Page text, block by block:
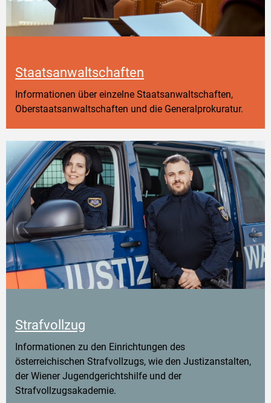
Staatsanwaltschaften
Informationen über einzelne Staatsanwaltschaften,
Oberstaatsanwaltschaften und die Generalprokuratur.
Strafvollzug
Informationen zu den Einrichtungen des
österreichischen Strafvollzugs, wie den Justizanstalten,
der Wiener Jugendgerichtshilfe und der
Strafvollzugsakademie.